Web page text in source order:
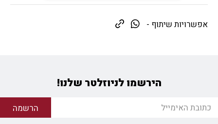
אפשרויות שיתוף -
הירשמו לניוזלטר שלנו!
הרשמה